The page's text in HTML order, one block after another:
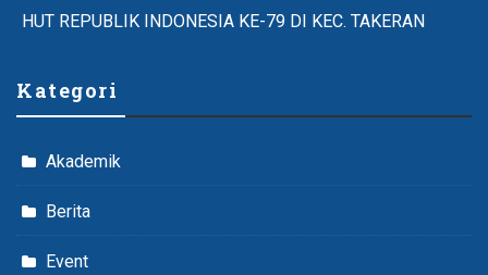
HUT REPUBLIK INDONESIA KE-79 DI KEC. TAKERAN
Kategori
Akademik
Berita
Event